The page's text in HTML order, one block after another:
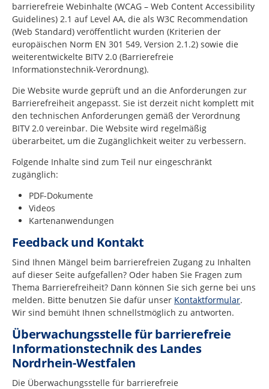
barrierefreie Webinhalte (WCAG – Web Content Accessibility
Guidelines) 2.1 auf Level AA, die als W3C Recommendation
(Web Standard) veröffentlicht wurden (Kriterien der
europäischen Norm EN 301 549, Version 2.1.2) sowie die
weiterentwickelte BITV 2.0 (Barrierefreie
Informationstechnik-Verordnung).
Die Website wurde geprüft und an die Anforderungen zur
Barrierefreiheit angepasst. Sie ist derzeit nicht komplett mit
den technischen Anforderungen gemäß der Verordnung
BITV 2.0 vereinbar. Die Website wird regelmäßig
überarbeitet, um die Zugänglichkeit weiter zu verbessern.
Folgende Inhalte sind zum Teil nur eingeschränkt
zugänglich:
PDF-Dokumente
Videos
Kartenanwendungen
Feedback und Kontakt
Sind Ihnen Mängel beim barrierefreien Zugang zu Inhalten
auf dieser Seite aufgefallen? Oder haben Sie Fragen zum
Thema Barrierefreiheit? Dann können Sie sich gerne bei uns
melden. Bitte benutzen Sie dafür unser Kontaktformular.
Wir sind bemüht Ihnen schnellstmöglich zu antworten.
Überwachungsstelle für barrierefreie
Informationstechnik des Landes
Nordrhein-Westfalen
Die Überwachungsstelle für barrierefreie